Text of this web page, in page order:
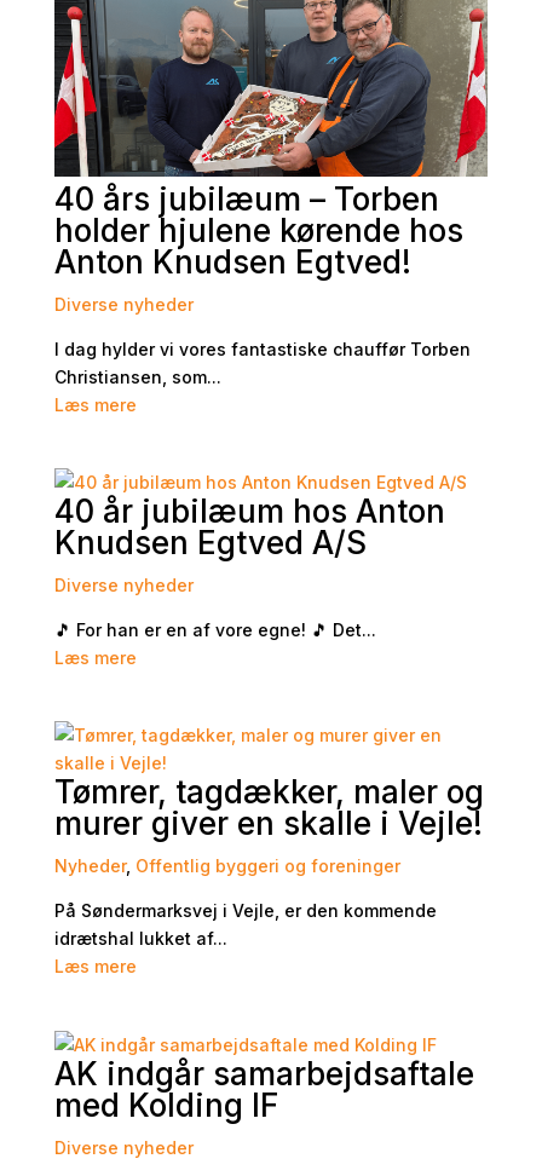
40 års jubilæum – Torben
holder hjulene kørende hos
Anton Knudsen Egtved!
Diverse nyheder
I dag hylder vi vores fantastiske chauffør Torben
Christiansen, som...
Læs mere
40 år jubilæum hos Anton
Knudsen Egtved A/S
Diverse nyheder
🎵 For han er en af vore egne! 🎵 Det...
Læs mere
Tømrer, tagdækker, maler og
murer giver en skalle i Vejle!
Nyheder, Offentlig byggeri og foreninger
På Søndermarksvej i Vejle, er den kommende
idrætshal lukket af...
Læs mere
AK indgår samarbejdsaftale
med Kolding IF
Diverse nyheder